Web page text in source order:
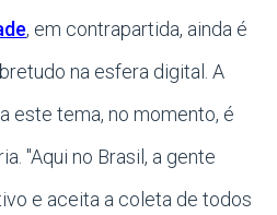
, em contrapartida, ainda é
na esfera digital. A
este tema, no momento, é
"Aqui no Brasil, a gente
e aceita a coleta de todos